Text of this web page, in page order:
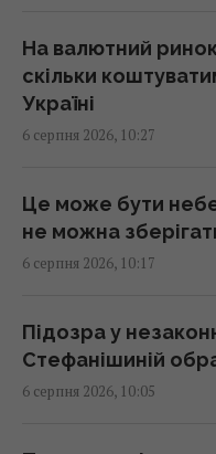
Стефанішиній
10:21 четвер, 06 серпня 2026
загадкові явища
10:09 четвер, 06 серпня 2026
проблему
09:51 четвер, 06 серпня 2026
На валютний
скільки
Україні
6 серпня 2026, 10:27
Це може бути
не можна
6 серпня 2026, 10:17
Підозра у
Стефанішиній
6 серпня 2026, 10:05